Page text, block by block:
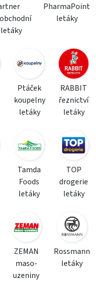
PharmaPoint
letáky
Ptáček
koupelny
letáky
RABBIT
řeznictví
letáky
Tamda
Foods
letáky
TOP
drogerie
letáky
ZEMAN
maso-
uzeniny
Rossmann
letáky